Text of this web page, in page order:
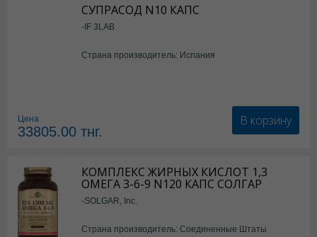
СУПРАСОД N10 КАПС
-IF 3LAB
Страна производитель: Испания
Цена
33805.00 тнг.
В корзину
КОМПЛЕКС ЖИРНЫХ КИСЛОТ 1,3
ОМЕГА 3-6-9 N120 КАПС СОЛГАР
-SOLGAR, Inc.
Страна производитель: Соединенные Штаты